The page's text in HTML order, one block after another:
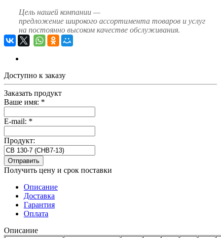
Цель нашей компании —
предложение широкого ассортимента товаров и услуг
на постоянно высоком качестве обслуживания.
Доступно к заказу
Заказать продукт
Ваше имя: *
E-mail: *
Продукт:
Отправить
Получить цену и срок поставки
Описание
Доставка
Гарантия
Оплата
Описание